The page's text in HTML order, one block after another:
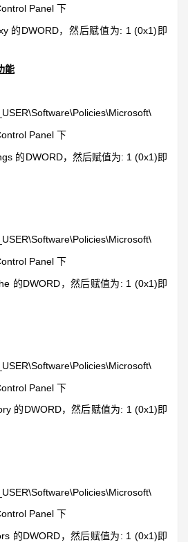
Panel 下
DWORD，然后赋值为: 1 (0x1)即
能
Panel 下
的DWORD，然后赋值为: 1 (0x1)即
Panel 下
DWORD，然后赋值为: 1 (0x1)即
Panel 下
的DWORD，然后赋值为: 1 (0x1)即
Panel 下
DWORD，然后赋值为: 1 (0x1)即